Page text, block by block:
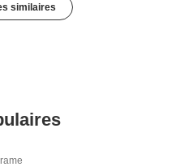
similaires